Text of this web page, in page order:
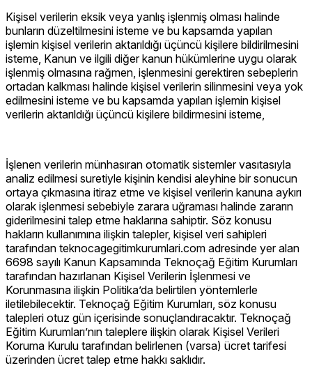
Kişisel verilerin eksik veya yanlış işlenmiş olması halinde
bunların düzeltilmesini isteme ve bu kapsamda yapılan
işlemin kişisel verilerin aktarıldığı üçüncü kişilere bildirilmesini
isteme, Kanun ve ilgili diğer kanun hükümlerine uygu olarak
işlenmiş olmasına rağmen, işlenmesini gerektiren sebeplerin
ortadan kalkması halinde kişisel verilerin silinmesini veya yok
edilmesini isteme ve bu kapsamda yapılan işlemin kişisel
verilerin aktarıldığı üçüncü kişilere bildirmesini isteme,
İşlenen verilerin münhasıran otomatik sistemler vasıtasıyla
analiz edilmesi suretiyle kişinin kendisi aleyhine bir sonucun
ortaya çıkmasına itiraz etme ve kişisel verilerin kanuna aykırı
olarak işlenmesi sebebiyle zarara uğraması halinde zararın
giderilmesini talep etme haklarına sahiptir. Söz konusu
hakların kullanımına ilişkin talepler, kişisel veri sahipleri
tarafından teknocagegitimkurumlari.com adresinde yer alan
6698 sayılı Kanun Kapsamında Teknoçağ Eğitim Kurumları
tarafından hazırlanan Kişisel Verilerin İşlenmesi ve
Korunmasına ilişkin Politika’da belirtilen yöntemlerle
iletilebilecektir. Teknoçağ Eğitim Kurumları, söz konusu
talepleri otuz gün içerisinde sonuçlandıracaktır. Teknoçağ
Eğitim Kurumları’nın taleplere ilişkin olarak Kişisel Verileri
Koruma Kurulu tarafından belirlenen (varsa) ücret tarifesi
üzerinden ücret talep etme hakkı saklıdır.